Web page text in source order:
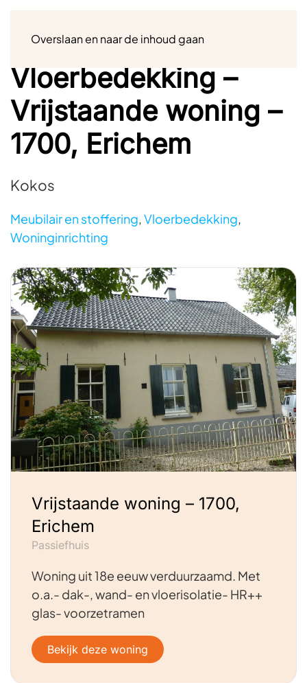
Overslaan en naar de inhoud gaan
Vloerbedekking –
Vrijstaande woning –
1700, Erichem
Kokos
Meubilair en stoffering,Vloerbedekking,
Woninginrichting
Vrijstaande woning – 1700,
Erichem
Passiefhuis
Woning uit 18e eeuw verduurzaamd. Met
o.a.- dak-, wand- en vloerisolatie- HR++
glas- voorzetramen
Bekijk deze woning